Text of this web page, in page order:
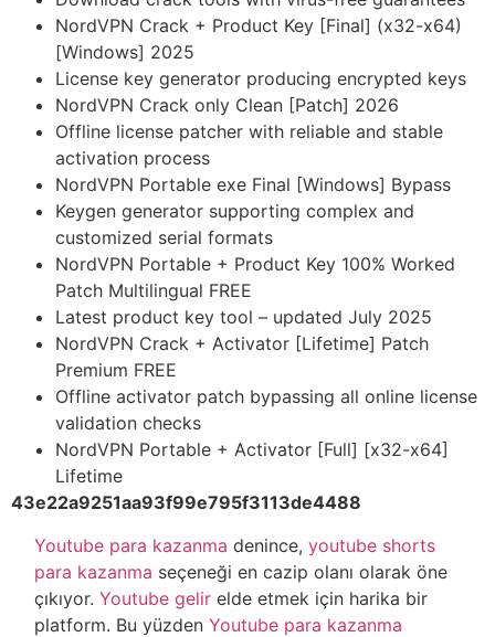
NordVPN Crack + Product Key [Final] (x32-x64)
[Windows] 2025
License key generator producing encrypted keys
NordVPN Crack only Clean [Patch] 2026
Offline license patcher with reliable and stable
activation process
NordVPN Portable exe Final [Windows] Bypass
Keygen generator supporting complex and
customized serial formats
NordVPN Portable + Product Key 100% Worked
Patch Multilingual FREE
Latest product key tool – updated July 2025
NordVPN Crack + Activator [Lifetime] Patch
Premium FREE
Offline activator patch bypassing all online license
validation checks
NordVPN Portable + Activator [Full] [x32-x64]
Lifetime
43e22a9251aa93f99e795f3113de4488
Youtube para kazanma denince,youtube shorts
para kazanma seçeneği en cazip olanı olarak öne
çıkıyor.Youtube gelir elde etmek için harika bir
platform. Bu yüzdenYoutube para kazanma